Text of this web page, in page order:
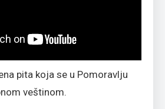
pita koja se u Pomoravlju
veštinom.